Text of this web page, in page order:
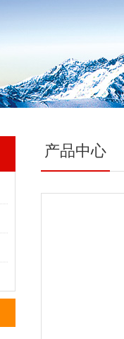
产品中心